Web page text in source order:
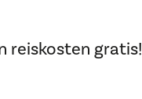
reiskosten gratis!